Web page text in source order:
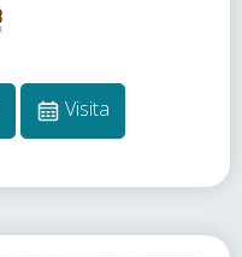
Visita